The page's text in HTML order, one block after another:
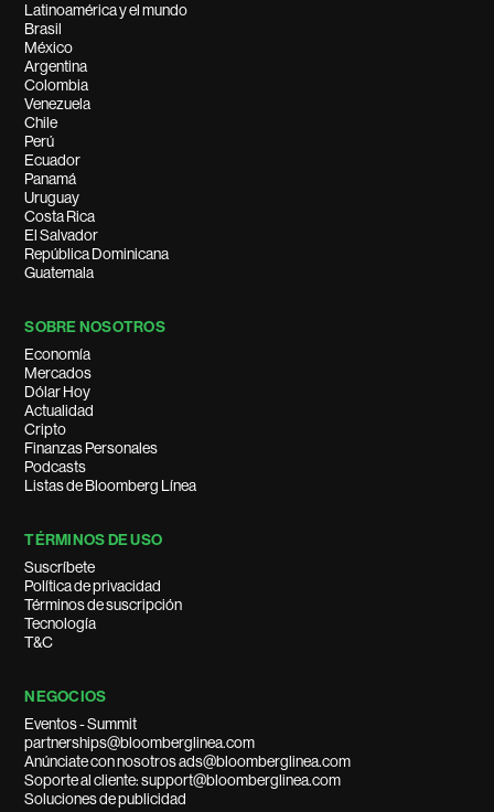
Latinoamérica y el mundo
Brasil
México
Argentina
Colombia
Venezuela
Chile
Perú
Ecuador
Panamá
Uruguay
Costa Rica
El Salvador
República Dominicana
Guatemala
SOBRE NOSOTROS
Economía
Mercados
Dólar Hoy
Actualidad
Cripto
Finanzas Personales
Podcasts
Listas de Bloomberg Línea
TÉRMINOS DE USO
Suscríbete
Política de privacidad
Términos de suscripción
Tecnología
T&C
NEGOCIOS
Eventos - Summit
partnerships@bloomberglinea.com
Anúnciate con nosotros ads@bloomberglinea.com
Soporte al cliente: support@bloomberglinea.com
Soluciones de publicidad